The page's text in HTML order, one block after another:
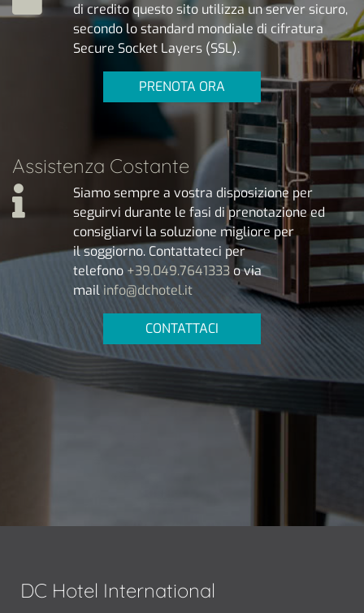
Temporary Showroom
SCOPRI
di credito questo sito utilizza un server sicuro,
secondo lo standard mondiale di cifratura
Secure Socket Layers (SSL).
PRENOTA ORA
Assistenza Costante
Siamo sempre a vostra disposizione per
seguirvi durante le fasi di prenotazione ed
consigliarvi la soluzione migliore per
il soggiorno. Contattateci per
telefono +39.049.7641333o via
mail info@dchotel.it
CONTATTACI
DC Hotel International